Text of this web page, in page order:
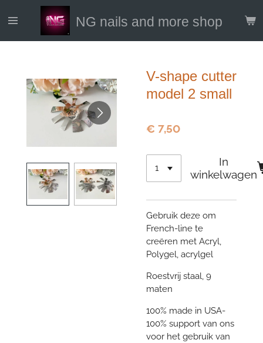
direct
NG nails and more shop
V-shape cutter
model 2 small
€ 7,50
In
winkelwagen
Gebruik deze om
French-line te
creëren met Acryl,
Polygel, acrylgel
Roestvrij staal, 9
maten
100% made in USA-
100% support van ons
voor het gebruik van